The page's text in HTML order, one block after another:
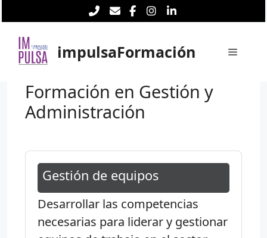
al
contenido
impulsaFormación Menú
Formación en Gestión y
Administración
Gestión de equipos
Desarrollar las competencias
necesarias para liderar y gestionar